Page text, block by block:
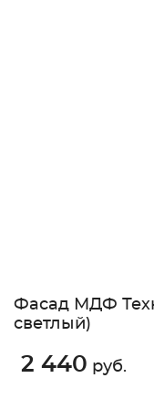
Фасад МДФ
светлый)
2 440 руб.